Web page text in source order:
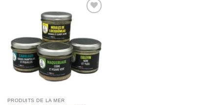
PRODUITS DE LA MER